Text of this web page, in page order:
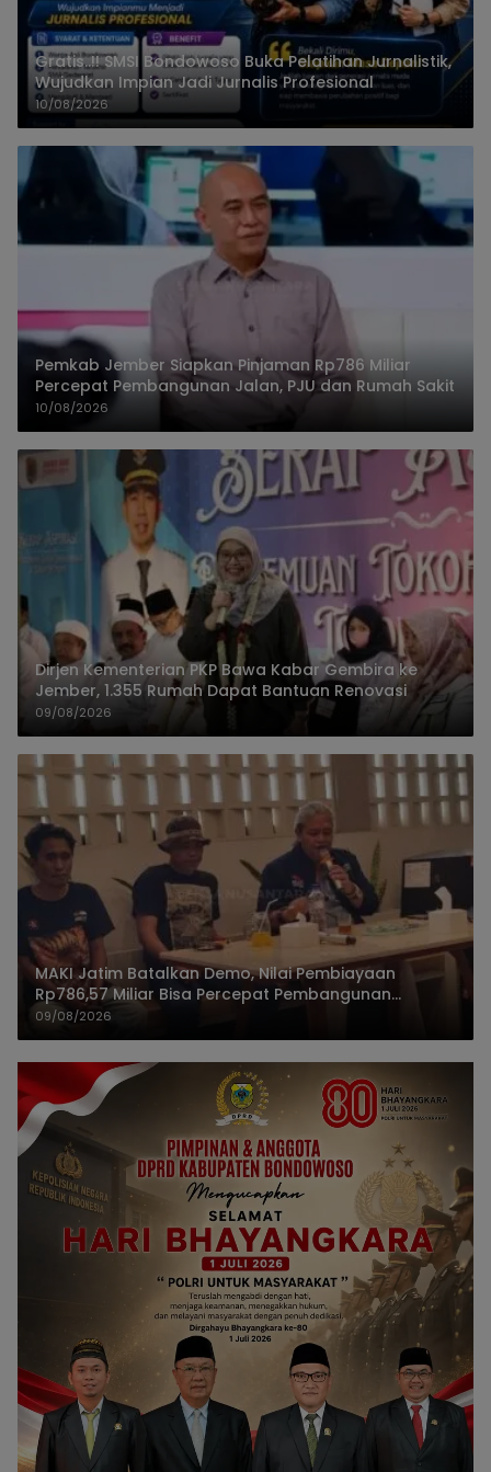
Gratis..!! SMSI Bondowoso Buka Pelatihan Jurnalistik,
Wujudkan Impian Jadi Jurnalis Profesional
10/08/2026
Pemkab Jember Siapkan Pinjaman Rp786 Miliar
Percepat Pembangunan Jalan, PJU dan Rumah Sakit
10/08/2026
Dirjen Kementerian PKP Bawa Kabar Gembira ke
Jember, 1.355 Rumah Dapat Bantuan Renovasi
09/08/2026
MAKI Jatim Batalkan Demo, Nilai Pembiayaan
Rp786,57 Miliar Bisa Percepat Pembangunan
Jember
09/08/2026